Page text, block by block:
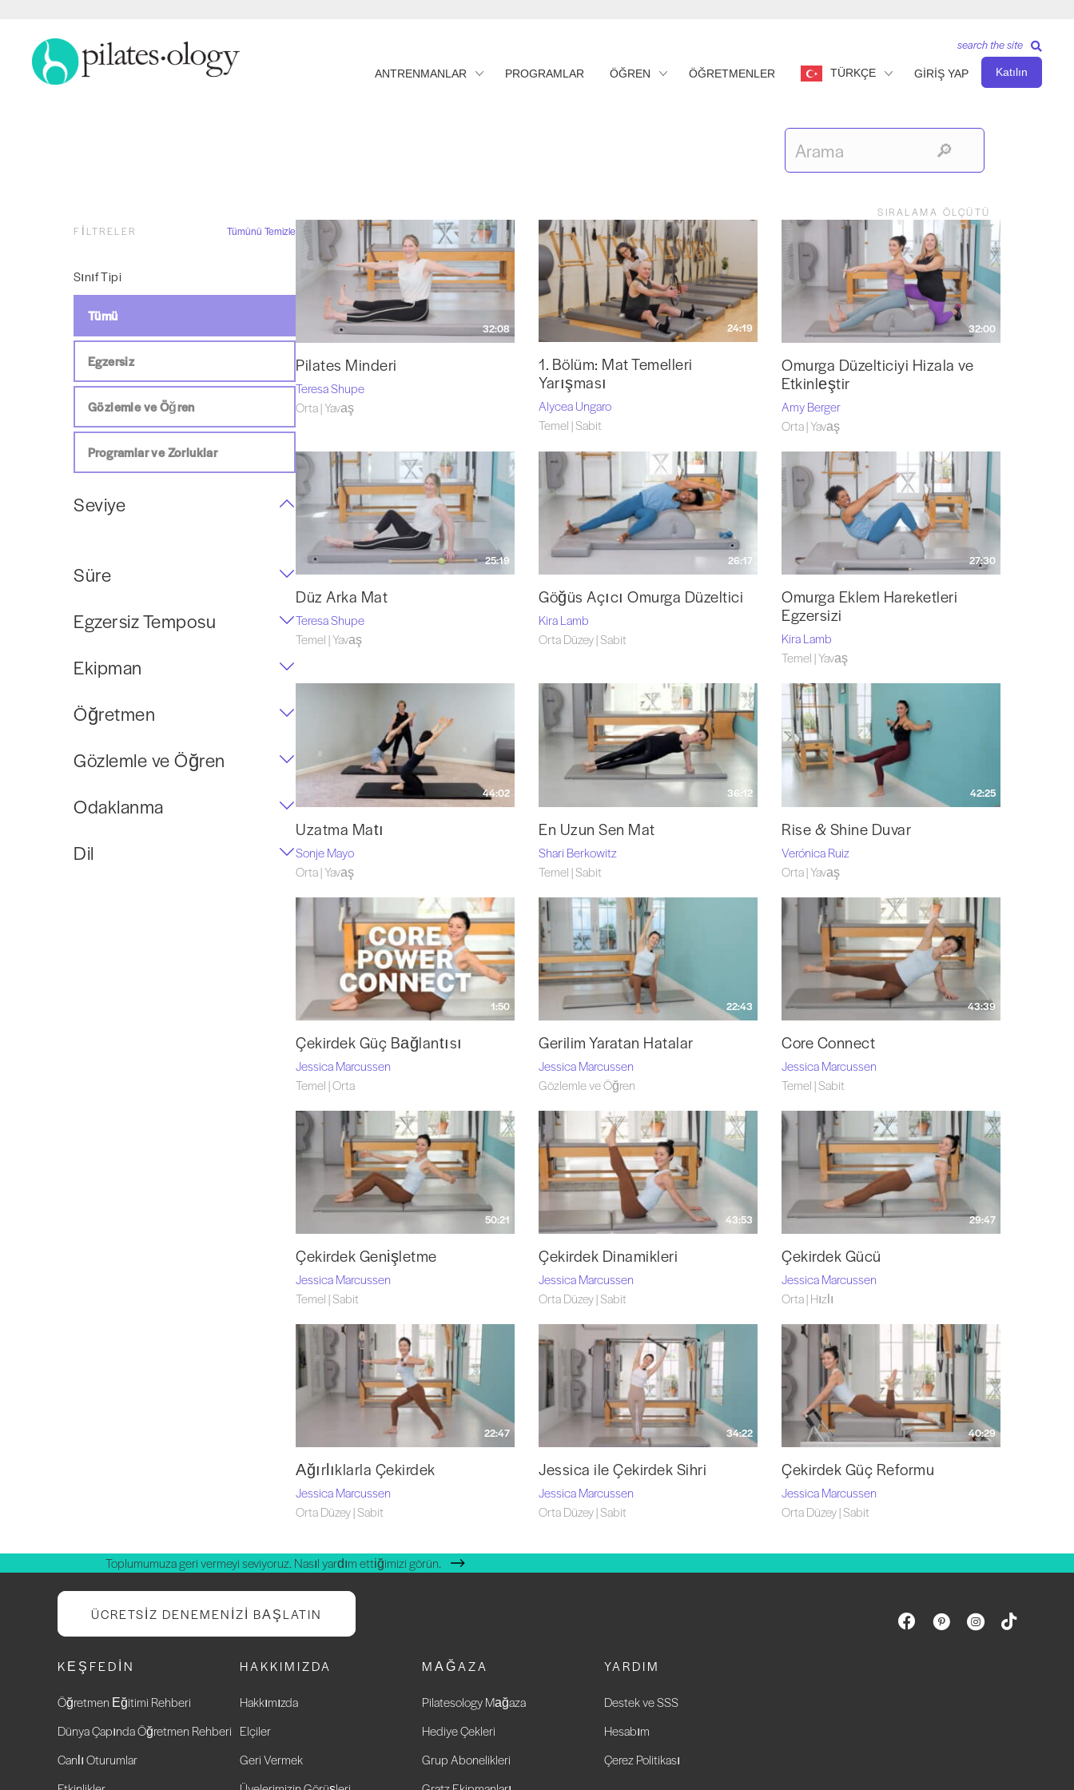
ANTRENMANLAR PROGRAMLAR ÖĞREN ÖĞRETMENLER TÜRKÇE GİRİŞ YAP Katılın
search the site
FILTRELER Tümünü Temizle
Sınıf Tipi
Tümü
Egzersiz
Gözlemle ve Öğren
Programlar ve Zorluklar
Seviye
Süre
Egzersiz Temposu
Ekipman
Öğretmen
Gözlemle ve Öğren
Odaklanma
Dil
SIRALAMA ÖLÇÜTÜ
32:08
Pilates Minderi
Teresa Shupe
Orta | Yavaş
24:19
1. Bölüm: Mat Temelleri
Yarışması
Alycea Ungaro
Temel | Sabit
32:00
Omurga Düzelticiyi Hizala ve
Etkinleştir
Amy Berger
Orta | Yavaş
25:19
Düz Arka Mat
Teresa Shupe
Temel | Yavaş
26:17
Göğüs Açıcı Omurga Düzeltici
Kira Lamb
Orta Düzey | Sabit
27:30
Omurga Eklem Hareketleri
Egzersizi
Kira Lamb
Temel | Yavaş
44:02
Uzatma Matı
Sonje Mayo
Orta | Yavaş
36:12
En Uzun Sen Mat
Shari Berkowitz
Temel | Sabit
42:25
Rise & Shine Duvar
Verónica Ruiz
Orta | Yavaş
1:50
Çekirdek Güç Bağlantısı
Jessica Marcussen
Temel | Orta
22:43
Gerilim Yaratan Hatalar
Jessica Marcussen
Gözlemle ve Öğren
43:39
Core Connect
Jessica Marcussen
Temel | Sabit
50:21
Çekirdek Genişletme
Jessica Marcussen
Temel | Sabit
43:53
Çekirdek Dinamikleri
Jessica Marcussen
Orta Düzey | Sabit
29:47
Çekirdek Gücü
Jessica Marcussen
Orta | Hızlı
22:47
Ağırlıklarla Çekirdek
Jessica Marcussen
Orta Düzey | Sabit
34:22
Jessica ile Çekirdek Sihri
Jessica Marcussen
Orta Düzey | Sabit
40:29
Çekirdek Güç Reformu
Jessica Marcussen
Orta Düzey | Sabit
Toplumumuza geri vermeyi seviyoruz. Nasıl yardım ettiğimizi görün.
ÜCRETSIZ DENEMENIZI BAŞLATIN
KEŞFEDIN
Öğretmen Eğitimi Rehberi
Dünya Çapında Öğretmen Rehberi
Canlı Oturumlar
HAKKIMIZDA
Hakkımızda
Elçiler
Geri Vermek
MAĞAZA
Pilatesology Mağaza
Hediye Çekleri
Grup Abonelikleri
YARDIM
Destek ve SSS
Hesabım
Çerez Politikası